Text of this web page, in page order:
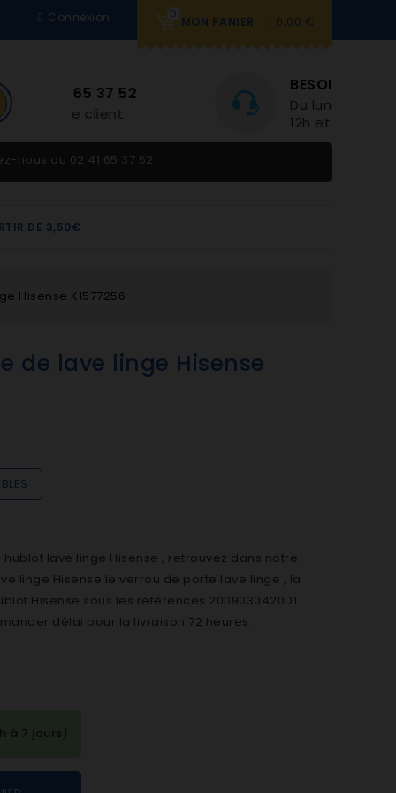
0
MON PANIER 0,00 €
Connexion
Du lundi au vendredi 9h-
nous au 02 41 65 37 52
DE 3,50€
Hisense K1577256
de lave linge Hisense
lave linge Hisense , retrouvez dans notre
linge Hisense le verrou de porte lave linge , la
Hisense sous les références 2009030420D1
délai pour la livraison 72 heures .
à 7 jours)